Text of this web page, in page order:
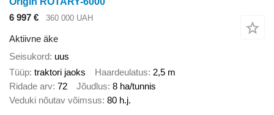
6 997 €
360 000 UAH
Aktiivne äke
Seisukord uus
Tüüp traktori jaoks Haardeulatus 2,5 m
Ridade arv 72 Jõudlus 8 ha/tunnis
Veduki nõutav võimsus 80 h.j.